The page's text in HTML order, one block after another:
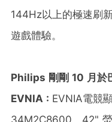
144Hz以上的極速刷
遊戲體驗。
Philips 剛剛 10 月於
EVNIA : EVNIA電競
34M2C8600、42"